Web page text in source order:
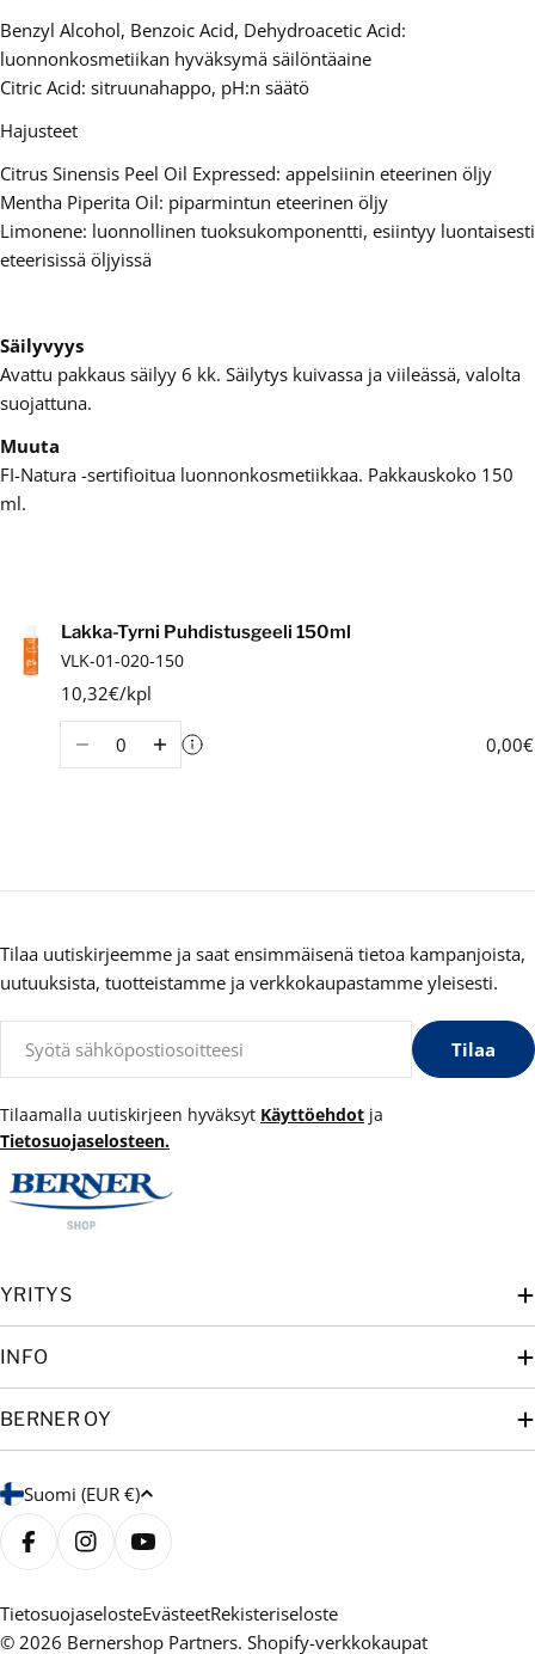
Benzyl Alcohol, Benzoic Acid, Dehydroacetic Acid:
luonnonkosmetiikan hyväksymä säilöntäaine
Citric Acid: sitruunahappo, pH:n säätö
Hajusteet
Citrus Sinensis Peel Oil Expressed: appelsiinin eteerinen öljy
Mentha Piperita Oil: piparmintun eteerinen öljy
Limonene: luonnollinen tuoksukomponentti, esiintyy luontaisesti
eteerisissä öljyissä
Säilyvyys
Avattu pakkaus säilyy 6 kk. Säilytys kuivassa ja viileässä, valolta
suojattuna.
Muuta
FI-Natura -sertifioitua luonnonkosmetiikkaa. Pakkauskoko 150
ml.
OstoskoriLakka-Tyrni Puhdistusgeeli 150ml
VLK-01-020-150
10,32€/kpl
0,00€
YRITYS
INFO
BERNER OY
Tilaa uutiskirjeemme ja saat ensimmäisenä tietoa kampanjoista,
uutuuksista, tuotteistamme ja verkkokaupastamme yleisesti.
Tilaa
Tilaamalla uutiskirjeen hyväksyt Käyttöehdot ja
Tietosuojaselosteen.
M
a
a
a
Suomi (EUR €)
FacebookInstagramYouTube
© 2026 Bernershop Partners. Shopify-verkkokaupat
TietosuojaselosteEvästeetRekisteriseloste